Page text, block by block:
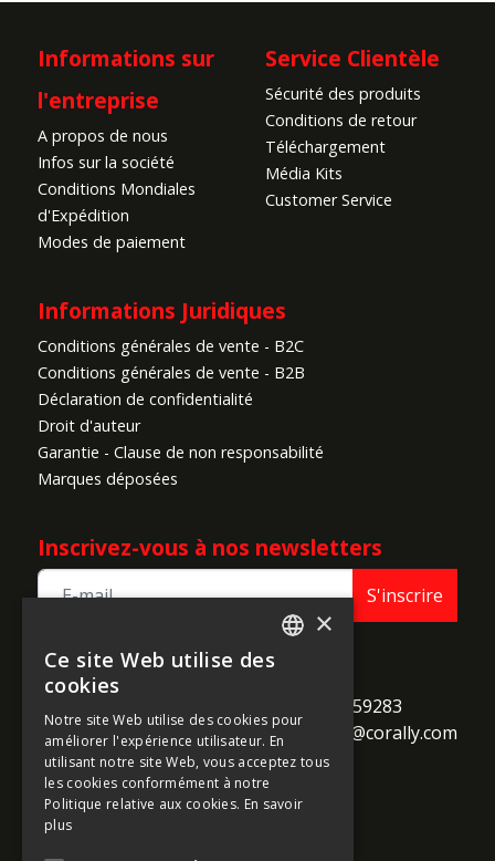
Informations sur
l'entreprise
A propos de nous
Infos sur la société
Conditions Mondiales
d'Expédition
Modes de paiement
Service Clientèle
Sécurité des produits
Conditions de retour
Téléchargement
Média Kits
Customer Service
Informations Juridiques
Conditions générales de vente - B2C
Conditions générales de vente - B2B
Déclaration de confidentialité
Droit d'auteur
Garantie - Clause de non responsabilité
Marques déposées
Inscrivez-vous à nos newsletters
S'inscrire
TEAM CORALLY
B-2250 Olen
Belgium
call +32 14 259283
alternate_email support@corally.com
×
Ce site Web utilise des
cookies
Notre site Web utilise des cookies pour
améliorer l'expérience utilisateur. En
utilisant notre site Web, vous acceptez tous
les cookies conformément à notre
Politique relative aux cookies. En savoir
plus